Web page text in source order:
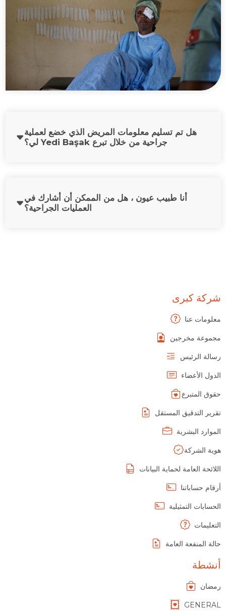
هل تم تسليم معلومات المريض الذي خضع لعملية
جراحية من خلال تبرع Yedi Başak لي؟
أنا طبيب عيون ، هل من الممكن أن أشارك في
العمليات الجراحية؟
شركة كبرى
معلومات عنا
مجموعة مخرجين
رسالة الرئيس
الدول الأعضاء
حقوق المتبرع
تقرير التدقيق المستقل
الموارد البشرية
هوية الشركة
اللائحة العامة لحماية البيانات
أرقام حساباتنا
الحسابات التمثيلية
التعليمات
حالة المنفعة العامة
أنشطة
رمضان
GENERAL